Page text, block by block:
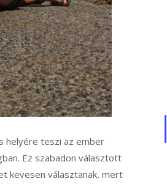
helyére teszi az ember
Ez szabadon választott
kevesen választanak, mert